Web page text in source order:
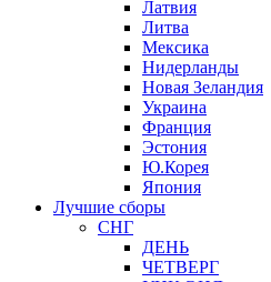
Латвия
Литва
Мексика
Нидерланды
Новая Зеландия
Украина
Франция
Эстония
Ю.Корея
Япония
Лучшие сборы
СНГ
ДЕНЬ
ЧЕТВЕРГ